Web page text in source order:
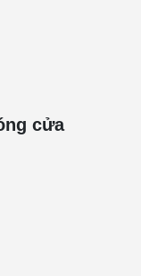
cửa